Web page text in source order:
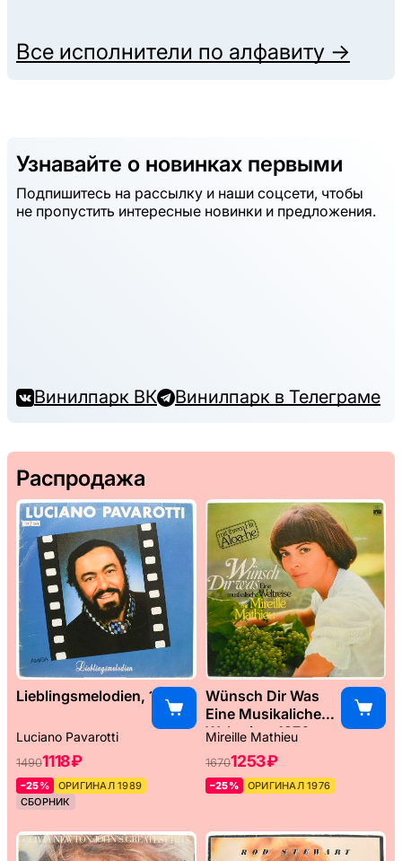
Все исполнители по алфавиту →
Узнавайте о новинках первыми
Подпишитесь на рассылку и наши соцсети, чтобы
не пропустить интересные новинки и предложения.
Винилпарк ВК Винилпарк в Телеграме
Распродажа
Lieblingsmelodien, 1989
Luciano Pavarotti
14901118 ₽
–25%
ОРИГИНАЛ 1989
СБОРНИК
Wünsch Dir Was
Eine Musikaliche
Weltreise, 1976
Mireille Mathieu
16701253 ₽
–25% ОРИГИНАЛ 1976